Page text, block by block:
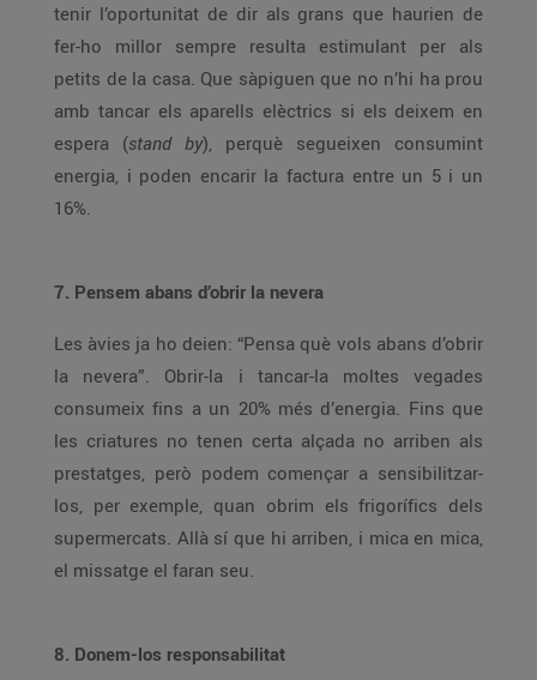
tenir l’oportunitat de dir als grans que haurien de
fer-ho millor sempre resulta estimulant per als
petits de la casa. Que sàpiguen que no n’hi ha prou
amb tancar els aparells elèctrics si els deixem en
espera (stand by), perquè segueixen consumint
energia, i poden encarir la factura entre un 5 i un
16%.
7. Pensem abans d’obrir la nevera
Les àvies ja ho deien: “Pensa què vols abans d’obrir
la nevera”. Obrir-la i tancar-la moltes vegades
consumeix fins a un 20% més d’energia. Fins que
les criatures no tenen certa alçada no arriben als
prestatges, però podem començar a sensibilitzar-
los, per exemple, quan obrim els frigorífics dels
supermercats. Allà sí que hi arriben, i mica en mica,
el missatge el faran seu.
8. Donem-los responsabilitat